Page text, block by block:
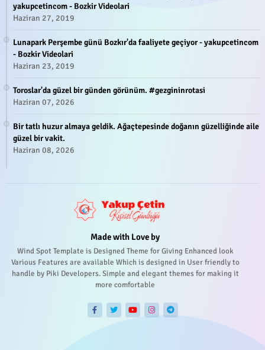
yakupcetincom - Bozkir Videolari
Haziran 27, 2019
Lunapark Perşembe günü Bozkır'da faaliyete geçiyor - yakupcetincom
- Bozkir Videolari
Haziran 23, 2019
Toroslar'da güzel bir günden görünüm. #gezgininrotasi
Haziran 07, 2026
Bir tatlı huzur almaya geldik. Ağaçtepesinde doğanın güzelliğinde aile
güzel bir vakit.
Haziran 08, 2026
Made with Love by
Wind Spot Template is Designed Theme for Giving Enhanced look
Various Features are available Which is designed in User friendly to
handle by Piki Developers. Simple and elegant themes for making it
more comfortable